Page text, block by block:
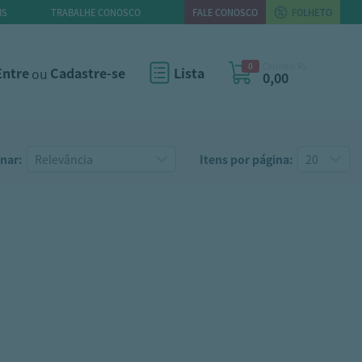
TRABALHE CONOSCO FALE CONOSCO FOLHETO
ou Cadastre-se Lista 0
0,00
Itens por página: